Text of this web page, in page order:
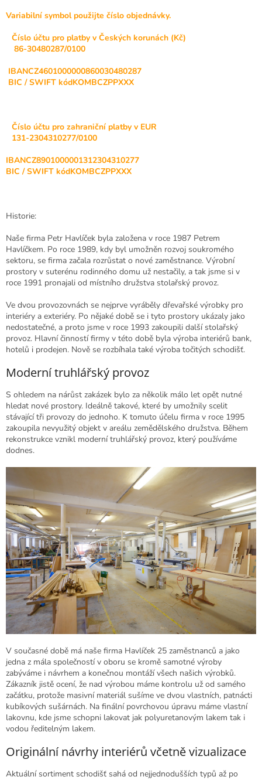
Variabilní symbol použijte číslo objednávky.
Číslo účtu pro platby v Českých korunách (Kč)
86-30480287/0100
IBANCZ4601000000860030480287
BIC / SWIFT kódKOMBCZPPXXX
Číslo účtu pro zahraniční platby v EUR
131-2304310277/0100
IBANCZ8901000001312304310277
BIC / SWIFT kódKOMBCZPPXXX
Historie:
Naše firma Petr Havlíček byla založena v roce 1987 Petrem
Havlíčkem. Po roce 1989, kdy byl umožněn rozvoj soukromého
sektoru, se firma začala rozrůstat o nové zaměstnance. Výrobní
prostory v suterénu rodinného domu už nestačily, a tak jsme si v
roce 1991 pronajali od místního družstva stolařský provoz.
Ve dvou provozovnách se nejprve vyráběly dřevařské výrobky pro
interiéry a exteriéry. Po nějaké době se i tyto prostory ukázaly jako
nedostatečné, a proto jsme v roce 1993 zakoupili další stolařský
provoz. Hlavní činností firmy v této době byla výroba interiérů bank,
hotelů i prodejen. Nově se rozbíhala také výroba točitých schodišť.
Moderní truhlářský provoz
S ohledem na nárůst zakázek bylo za několik málo let opět nutné
hledat nové prostory. Ideálně takové, které by umožnily scelit
stávající tři provozy do jednoho. K tomuto účelu firma v roce 1995
zakoupila nevyužitý objekt v areálu zemědělského družstva. Během
rekonstrukce vznikl moderní truhlářský provoz, který používáme
dodnes.
V současné době má naše firma Havlíček 25 zaměstnanců a jako
jedna z mála společností v oboru se kromě samotné výroby
zabýváme i návrhem a konečnou montáží všech našich výrobků.
Zákazník jistě ocení, že nad výrobou máme kontrolu už od samého
začátku, protože masivní materiál sušíme ve dvou vlastních, patnácti
kubíkových sušárnách. Na finální povrchovou úpravu máme vlastní
lakovnu, kde jsme schopni lakovat jak polyuretanovým lakem tak i
vodou ředitelným lakem.
Originální návrhy interiérů včetně vizualizace
Aktuální sortiment schodišť sahá od nejjednodušších typů až po